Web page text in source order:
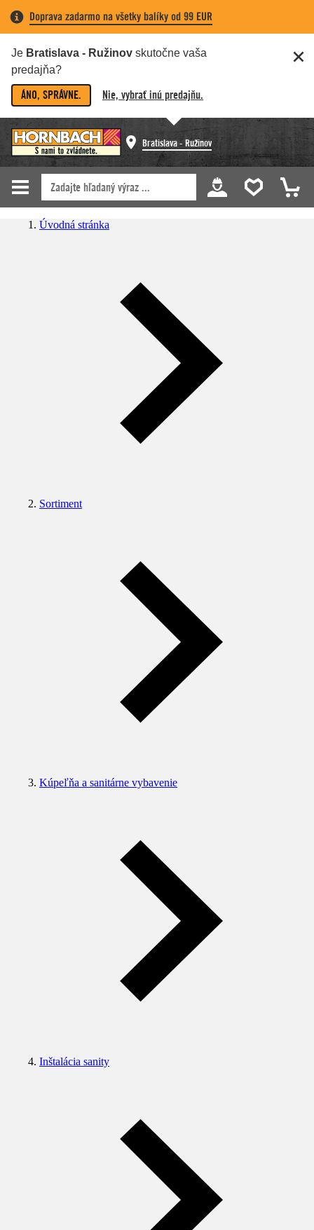
Doprava zadarmo na všetky balíky od 99 EUR
Je Bratislava - Ružinov skutočne vaša
predajňa?
ÁNO, SPRÁVNE. Nie, vybrať inú predajňu.
Bratislava - Ružinov
Úvodná stránka
Sortiment
Kúpeľňa a sanitárne vybavenie
Inštalácia sanity